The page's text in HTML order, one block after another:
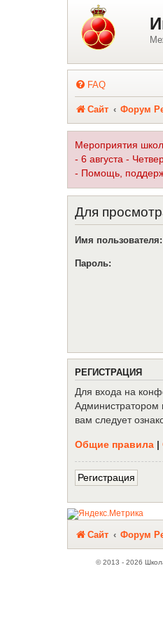
Регистрация
FAQ
Сайт Форум
Мероприятия
- 6 августа -
- Помощь,
Для
Имя пользователя:
Пароль:
РЕГИСТРАЦИЯ
Для входа на
Администратором
вам следует
Общие правила |
Регистрация
Сайт Форум
Связаться с
© 2013 - 2026